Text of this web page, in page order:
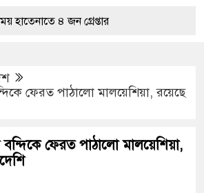
৪ জন গ্রেপ্তার
বিক্রি
জানালেন নারী
ফেরত পাঠালো মালয়েশিয়া, রয়েছে
ফেরত পাঠালো মালয়েশিয়া,